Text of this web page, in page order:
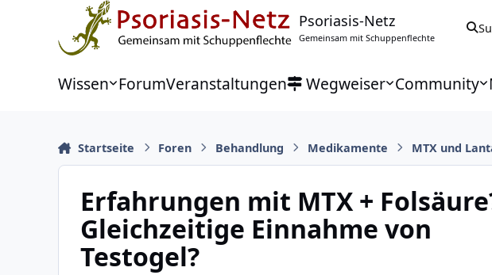
Zu Inhalt springen
Psoriasis-Netz
Gemeinsam mit Schuppenflechte
Wissen ForumVeranstaltungen Wegweiser Community
Startseite Foren Behandlung Medikamente MTX und
Erfahrungen mit MTX +
Gleichzeitige Einnahme von
Testogel?